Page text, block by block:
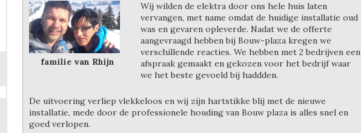
familie van Rhijn
Wij wilden de elektra door ons hele huis laten
vervangen, met name omdat de huidige installatie oud
was en gevaren opleverde. Nadat we de offerte
aangevraagd hebben bij Bouw-plaza kregen we
verschillende reacties. We hebben met 2 bedrijven een
afspraak gemaakt en gekozen voor het bedrijf waar
we het beste gevoeld bij haddden.
De uitvoering verliep vlekkeloos en wij zijn hartstikke blij met de nieuwe
installatie, mede door de professionele houding van Bouw plaza is alles snel en
goed verlopen.